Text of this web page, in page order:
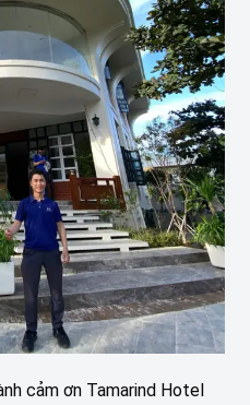
cảm ơn Tamarind Hotel